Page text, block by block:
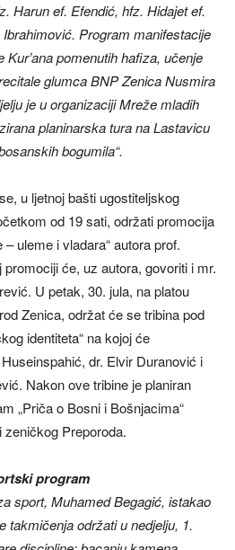
Harun ef. Efendić, hfz. Hidajet ef.
Program manifestacije
pomenutih hafiza, učenje
glumca BNP Zenica Nusmira
je u organizaciji Mreže mladih
planinarska tura na Lastavicu
bogumila“.
u ljetnoj bašti ugostiteljskog
od 19 sati, održati promocija
uleme i vladara“ autora prof.
će, uz autora, govoriti i mr.
U petak, 30. jula, na platou
Zenica, održat će se tribina pod
identiteta“ na kojoj će
dr. Elvir Duranović i
Nakon ove tribine je planiran
„Priča o Bosni i Bošnjacima“
Preporoda.
program
sport, Muhamed Begagić, istakao
takmičenja održati u nedjelju, 1.